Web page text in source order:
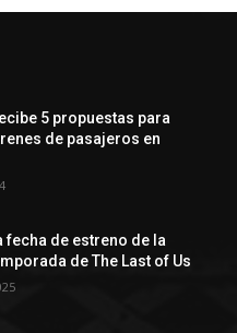
5 propuestas para
de pasajeros en
fecha de estreno de la
de The Last of Us